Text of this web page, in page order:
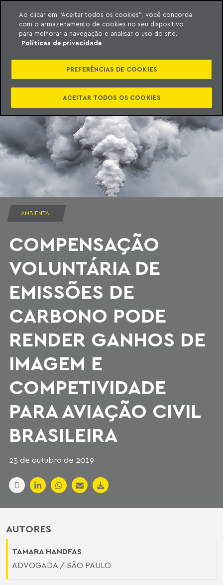
o conteúdo
Machado Meyer
AMBIENTAL
COMPENSAÇÃO
VOLUNTÁRIA DE
EMISSÕES DE
CARBONO PODE
RENDER GANHOS DE
IMAGEM E
COMPETIVIDADE
PARA AVIAÇÃO CIVIL
BRASILEIRA
23 de outubro de 2019
AUTORES
TAMARA HANDFAS
ADVOGADA / SÃO PAULO
Ao clicar em “Aceitar todos os cookies”, você concorda
com o armazenamento de cookies no seu dispositivo
para melhorar a navegação e analisar o uso do site.
Políticas de privacidade
PREFERÊNCIAS DE COOKIES
ACEITAR TODOS OS COOKIES